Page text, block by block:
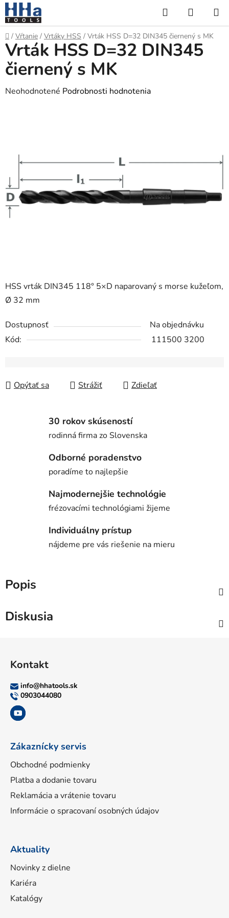
Prejsť
na
obsah
Hľadať
KOŠÍK
Domov
/ Vŕtanie / Vrtáky HSS / Vrták HSS D=32 DIN345 čiernený s MK
HSS vrták DIN345 118° 5×D naparovaný s morse kužeľom,
Ø 32 mm
Dostupnosť
Na objednávku
Kód:
111500 3200
Opýtať sa Strážiť Zdieľať
Vrták HSS D=32 DIN345
čiernený s MK
Priemerné
hviezdičiek.
Neohodnotené Podrobnosti hodnotenia
30 rokov skúseností
rodinná firma zo Slovenska
Odborné poradenstvo
poradíme to najlepšie
Najmodernejšie technológie
frézovacími technológiami žijeme
Individuálny prístup
nájdeme pre vás riešenie na mieru
Popis
Diskusia
Kontakt
info@hhatools.sk
0903044080
Zákaznícky servis
Obchodné podmienky
Platba a dodanie tovaru
Reklamácia a vrátenie tovaru
Informácie o spracovaní osobných údajov
Aktuality
Novinky z dielne
Kariéra
Katalógy